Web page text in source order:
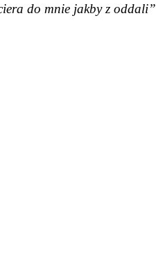
do mnie jakby z oddali”